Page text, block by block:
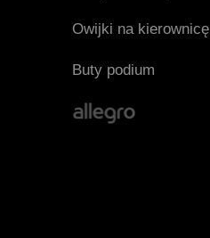
Owijki na kierownicę
Buty podium